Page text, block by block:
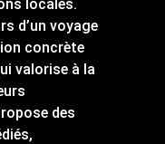
locales.
d’un voyage
concrète
valorise à la
des